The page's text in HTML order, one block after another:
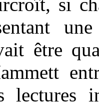
être
lectures